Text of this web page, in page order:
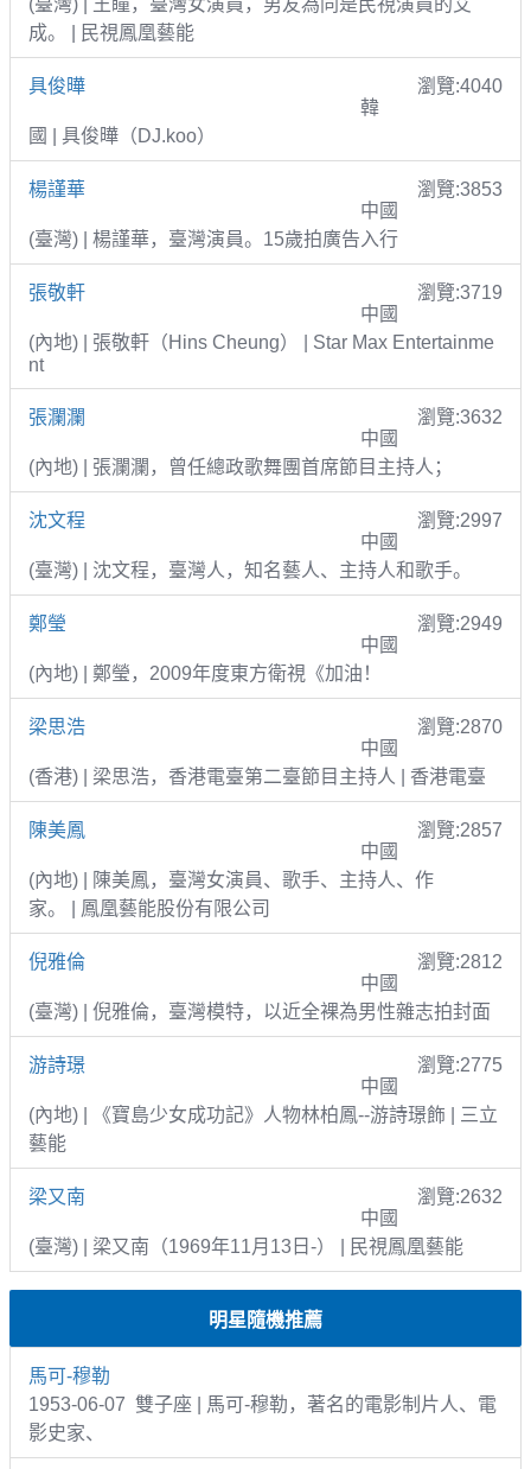
成。 | 民視鳳凰藝能
具俊曄
瀏覽:4040
韓
國 | 具俊曄（DJ.koo）
楊謹華
瀏覽:3853
中國
(臺灣) | 楊謹華，臺灣演員。15歲拍廣告入行
張敬軒
瀏覽:3719
中國
(內地) | 張敬軒（Hins Cheung） | Star Max Entertainme
nt
張瀾瀾
瀏覽:3632
中國
(內地) | 張瀾瀾，曾任總政歌舞團首席節目主持人；
沈文程
瀏覽:2997
中國
(臺灣) | 沈文程，臺灣人，知名藝人、主持人和歌手。
鄭瑩
瀏覽:2949
中國
(內地) | 鄭瑩，2009年度東方衛視《加油！
梁思浩
瀏覽:2870
中國
(香港) | 梁思浩，香港電臺第二臺節目主持人 | 香港電臺
陳美鳳
瀏覽:2857
中國
(內地) | 陳美鳳，臺灣女演員、歌手、主持人、作
家。 | 鳳凰藝能股份有限公司
倪雅倫
瀏覽:2812
中國
(臺灣) | 倪雅倫，臺灣模特，以近全裸為男性雜志拍封面
游詩璟
瀏覽:2775
中國
(內地) | 《寶島少女成功記》人物林柏鳳--游詩璟飾 | 三立
藝能
梁又南
瀏覽:2632
中國
(臺灣) | 梁又南（1969年11月13日-） | 民視鳳凰藝能
明星隨機推薦
馬可-穆勒
1953-06-07 雙子座 | 馬可-穆勒，著名的電影制片人、電
影史家、